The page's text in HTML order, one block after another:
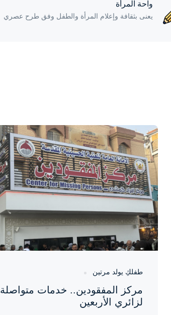
واحة المرأة
يعنى بثقافة وإعلام المرأة والطفل وفق طرح عصري
واحة المرأة
منذ 3 أيام
طفلكِ يولد مرتين
مركز المفقودين.. خدمات متواصلة
لزائري الأربعين